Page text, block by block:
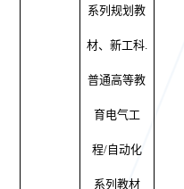
系列规划教
材、新工科.
普通高等教
育电气工
程/自动化
系列教材